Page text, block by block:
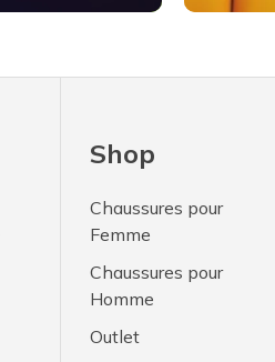
Shop
Chaussures pour
Femme
Chaussures pour
Homme
Outlet